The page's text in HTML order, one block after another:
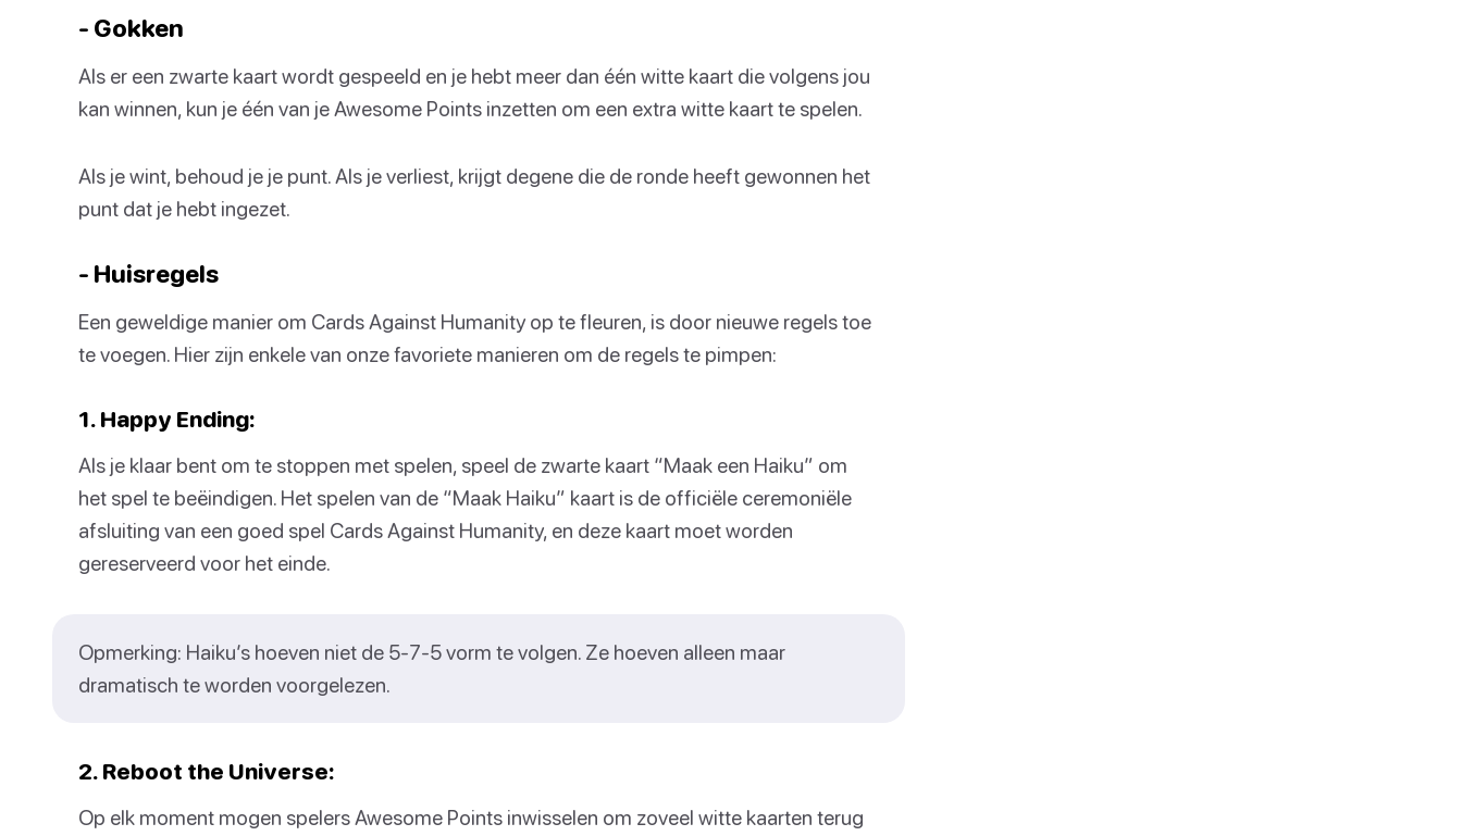
- Gokken
Als er een zwarte kaart wordt gespeeld en je hebt meer dan één witte kaart die volgens jou
kan winnen, kun je één van je Awesome Points inzetten om een extra witte kaart te spelen.
Als je wint, behoud je je punt. Als je verliest, krijgt degene die de ronde heeft gewonnen het
punt dat je hebt ingezet.
- Huisregels
Een geweldige manier om Cards Against Humanity op te fleuren, is door nieuwe regels toe
te voegen. Hier zijn enkele van onze favoriete manieren om de regels te pimpen:
1. Happy Ending:
Als je klaar bent om te stoppen met spelen, speel de zwarte kaart “Maak een Haiku” om
het spel te beëindigen. Het spelen van de “Maak Haiku” kaart is de officiële ceremoniële
afsluiting van een goed spel Cards Against Humanity, en deze kaart moet worden
gereserveerd voor het einde.
Opmerking: Haiku’s hoeven niet de 5-7-5 vorm te volgen. Ze hoeven alleen maar
dramatisch te worden voorgelezen.
2. Reboot the Universe:
Op elk moment mogen spelers Awesome Points inwisselen om zoveel witte kaarten terug